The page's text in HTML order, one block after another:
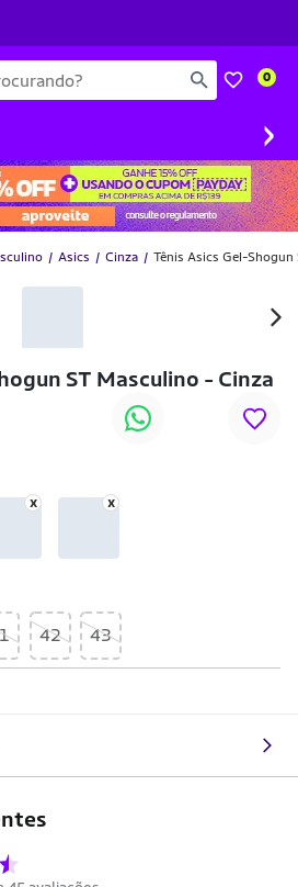
0
›
Asics Cinza Tênis Asics Gel-
ST Masculino - Cinza
42 43